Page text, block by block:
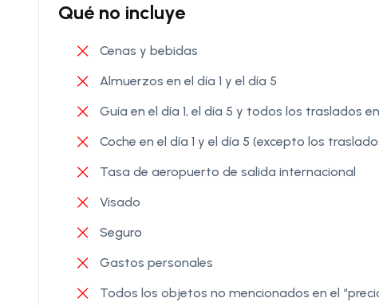
Qué no incluye
Cenas y bebidas
Almuerzos en el día 1 y el día 5
Guía en el día 1, el día 5 y todos los traslados
Coche en el día 1 y el día 5 (excepto los
Tasa de aeropuerto de salida internacional
Visado
Seguro
Gastos personales
Todos los objetos no mencionados en el